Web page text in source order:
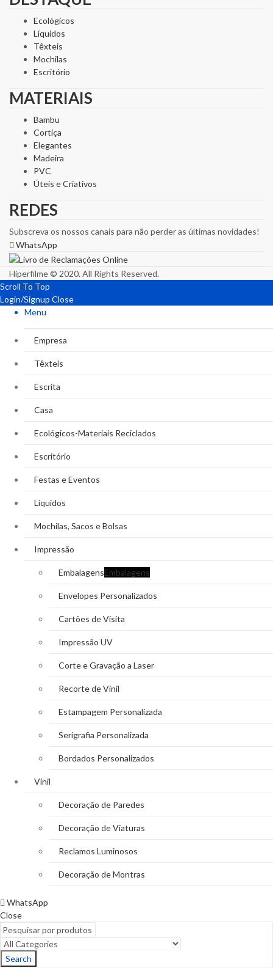
Ecológicos
Líquidos
Têxteis
Mochilas
Escritório
MATERIAIS
Bambu
Cortiça
Elegantes
Madeira
PVC
Úteis e Criativos
REDES
Subscreva os nossos canais para não perder as últimas novidades!
WhatsApp
Hiperfilme © 2020. All Rights Reserved.
Scroll To Top
Login/Signup Close
Menu
Empresa
Têxteis
Escrita
Casa
Ecológicos-Materiais Reciclados
Escritório
Festas e Eventos
Líquidos
Mochilas, Sacos e Bolsas
Impressão
EmbalagensEmbalagens
Envelopes Personalizados
Cartões de Visita
Impressão UV
Corte e Gravação a Laser
Recorte de Vinil
Estampagem Personalizada
Serigrafia Personalizada
Bordados Personalizados
Vinil
Decoração de Paredes
Decoração de Viaturas
Reclamos Luminosos
Decoração de Montras
WhatsApp
Close
Search